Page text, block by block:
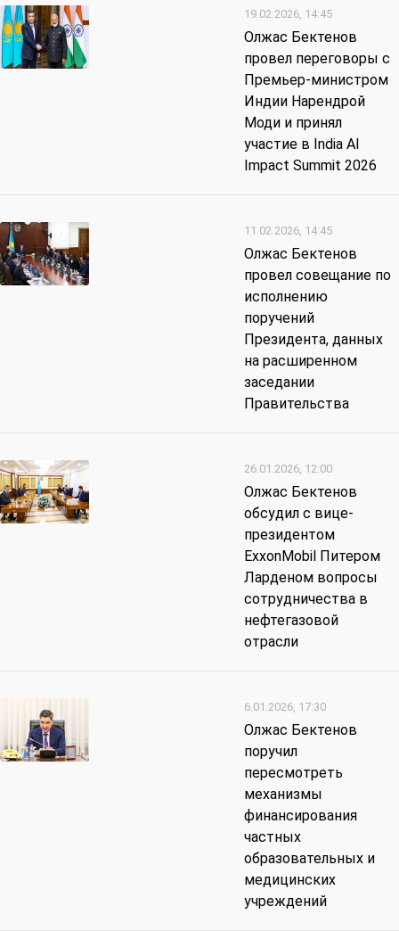
19.02.2026, 14:45
Олжас Бектенов
провел переговоры с
Премьер-министром
Индии Нарендрой
Моди и принял
участие в India AI
Impact Summit 2026
11.02.2026, 14:45
Олжас Бектенов
провел совещание по
исполнению
поручений
Президента, данных
на расширенном
заседании
Правительства
26.01.2026, 12:00
Олжас Бектенов
обсудил с вице-
президентом
ExxonMobil Питером
Ларденом вопросы
сотрудничества в
нефтегазовой
отрасли
6.01.2026, 17:30
Олжас Бектенов
поручил
пересмотреть
механизмы
финансирования
частных
образовательных и
медицинских
учреждений